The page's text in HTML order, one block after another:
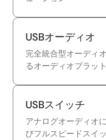
USBオーディオ
完全統合型オーディ
るオーディオプラッ
USBスイッチ
アナログオーディオ
びフルスピードスイ